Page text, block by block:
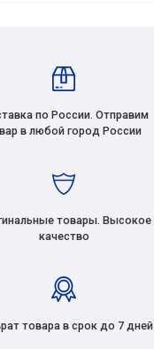
по России. Отправим
в любой город России
товары. Высокое
качество
товара в срок до 7 дней